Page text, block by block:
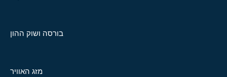
בורסה ושוק ההון
מזג האוויר